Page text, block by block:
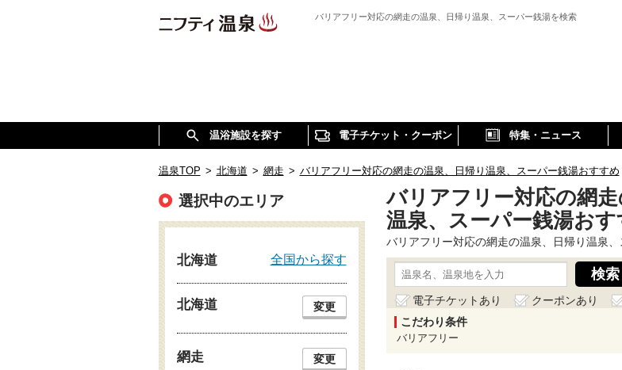
バリアフリー対応の網走の温泉、日帰り温泉、スーパー銭湯を検索
温浴施設を探す 電子チケット・クーポン 特集・ニュース
温泉TOP > 北海道 > 網走 > バリアフリー対応の網走の温泉、日帰り温泉、スーパー銭湯おすすめ
バリアフリー対応の網走
温泉、スーパー銭湯おす
バリアフリー対応の網走の温泉、日帰り温泉
電子チケットあり クーポンあり
こだわり条件
バリアフリー
選択中のエリア
北海道 全国から探す
北海道 変更
網走 変更